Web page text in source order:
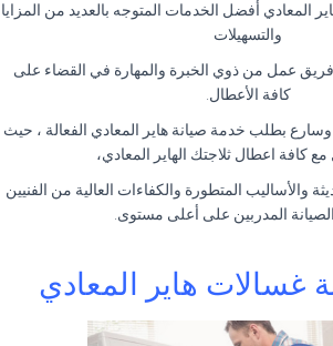
المعادي أفضل الخدمات المتوجه بالعديد من المزايا
والتسهيلات
فريق عمل من ذوي الخبرة والمهارة في القضاء على
كافة الأعطال.
بطلب خدمة صيانة هاير المعادي الفعالة ، حيث
مع كافة اعطال ثلاجتك الهاير المعادي،
والأساليب المتطورة والكفاءات العالية من الفنيين
المدربين على أعلى مستوى.
غسالات هاير المعادي